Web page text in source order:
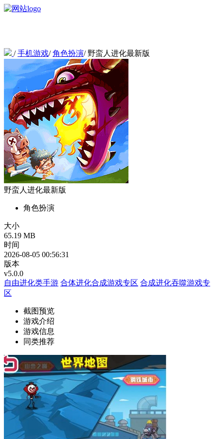
/手机游戏/角色扮演/ 野蛮人进化最新版
野蛮人进化最新版
角色扮演
大小
65.19 MB
时间
2026-08-05 00:56:31
版本
v5.0.0
自由进化类手游 合体进化合成游戏专区 合成进化吞噬游戏专
区
截图预览
游戏介绍
游戏信息
同类推荐